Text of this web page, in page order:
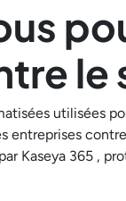
le
utilisées
entreprises
Kaseya 365 ,